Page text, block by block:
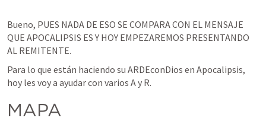
Bueno, PUES NADA DE ESO SE COMPARA CON EL MENSAJE
QUE APOCALIPSIS ES Y HOY EMPEZAREMOS PRESENTANDO
AL REMITENTE.
Para lo que están haciendo su ARDEconDios en Apocalipsis,
hoy les voy a ayudar con varios A y R.
MAPA